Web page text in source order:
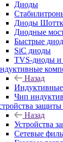
Диоды
Диоды
Диодные
Быстрые
SiC диоды
TVS-диоды и
Назад
Чип
защиты
Назад
Устройства
Сетевые